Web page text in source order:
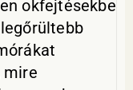
okfejtésekbe
mire